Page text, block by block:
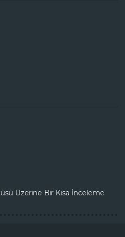
Üzerine Bir Kısa İnceleme